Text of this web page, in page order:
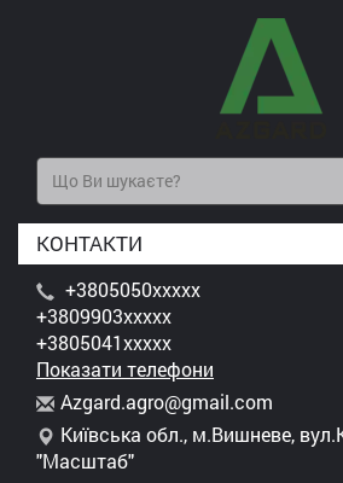
КОНТАКТИ
+3805050xxxxx
+3809903xxxxx
+3805041xxxxx
Показати телефони
Azgard.agro@gmail.com
Київська обл., м.Вишневе,
"Масштаб"